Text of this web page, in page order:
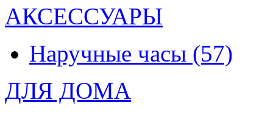
АКСЕССУАРЫ
Наручные часы (57)
ДЛЯ ДОМА